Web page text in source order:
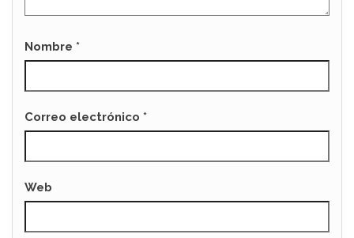
Nombre *
Correo electrónico *
Web